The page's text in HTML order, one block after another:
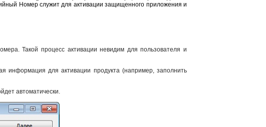
Номер служит для активации защищенного приложения и
Такой процесс активации невидим для пользователя и
информация для активации продукта (например, заполнить
автоматически.